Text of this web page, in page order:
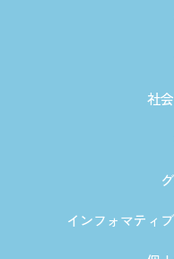
社
インフォマティ